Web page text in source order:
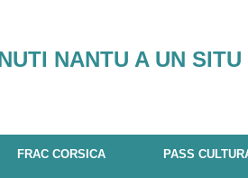
NANTU A UN
FRAC CORSICA PASS